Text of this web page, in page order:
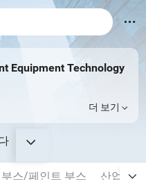
Equipment Technology
더 보기
스/페인트 부스
산업 도